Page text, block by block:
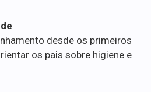
desde os primeiros
os pais sobre higiene e